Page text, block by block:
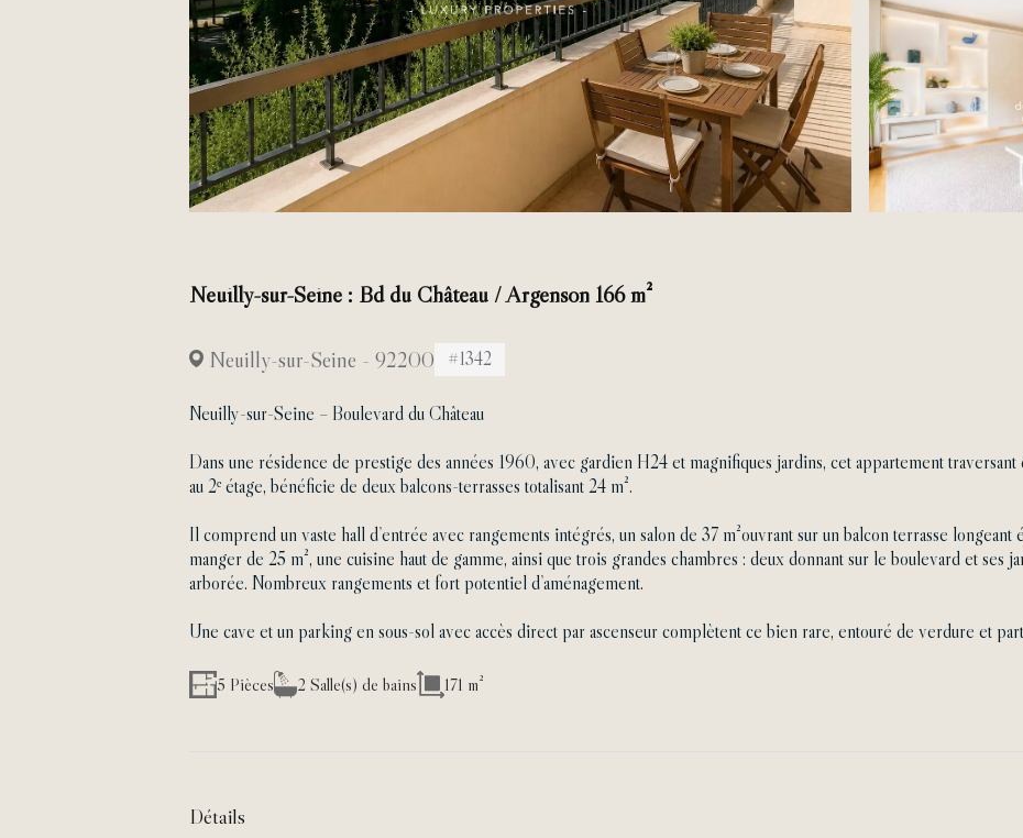
Neuilly-sur-Seine : Bd du Château / Argenson 166 m²
Neuilly-sur-Seine - 92200 #1342
Neuilly-sur-Seine – Boulevard du Château
Dans une résidence de prestige des années 1960, avec gardien H24 et magnifiques jardins, cet appartement traversant
au 2ᵉ étage, bénéficie de deux balcons-terrasses totalisant 24 m².
Il comprend un vaste hall d’entrée avec rangements intégrés, un salon de 37 m²ouvrant sur un balcon terrasse longeant
manger de 25 m², une cuisine haut de gamme, ainsi que trois grandes chambres : deux donnant sur le boulevard et ses
arborée. Nombreux rangements et fort potentiel d’aménagement.
Une cave et un parking en sous-sol avec accès direct par ascenseur complètent ce bien rare, entouré de verdure et
5 Pièces 2 Salle(s) de bains 171 m²
Détails